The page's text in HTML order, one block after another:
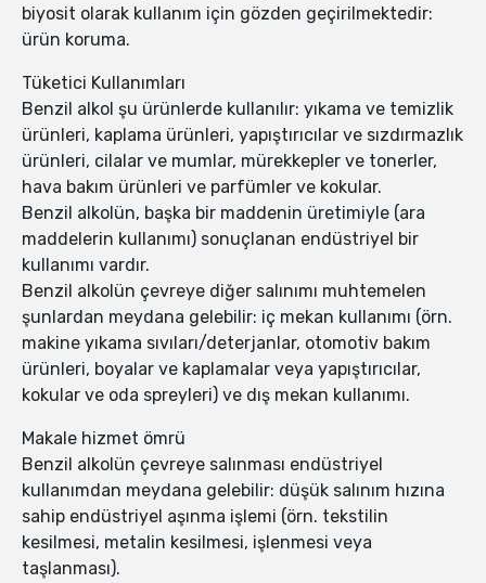
biyosit olarak kullanım için gözden geçirilmektedir:
ürün koruma.
Tüketici Kullanımları
Benzil alkol şu ürünlerde kullanılır: yıkama ve temizlik
ürünleri, kaplama ürünleri, yapıştırıcılar ve sızdırmazlık
ürünleri, cilalar ve mumlar, mürekkepler ve tonerler,
hava bakım ürünleri ve parfümler ve kokular.
Benzil alkolün, başka bir maddenin üretimiyle (ara
maddelerin kullanımı) sonuçlanan endüstriyel bir
kullanımı vardır.
Benzil alkolün çevreye diğer salınımı muhtemelen
şunlardan meydana gelebilir: iç mekan kullanımı (örn.
makine yıkama sıvıları/deterjanlar, otomotiv bakım
ürünleri, boyalar ve kaplamalar veya yapıştırıcılar,
kokular ve oda spreyleri) ve dış mekan kullanımı.
Makale hizmet ömrü
Benzil alkolün çevreye salınması endüstriyel
kullanımdan meydana gelebilir: düşük salınım hızına
sahip endüstriyel aşınma işlemi (örn. tekstilin
kesilmesi, metalin kesilmesi, işlenmesi veya
taşlanması).